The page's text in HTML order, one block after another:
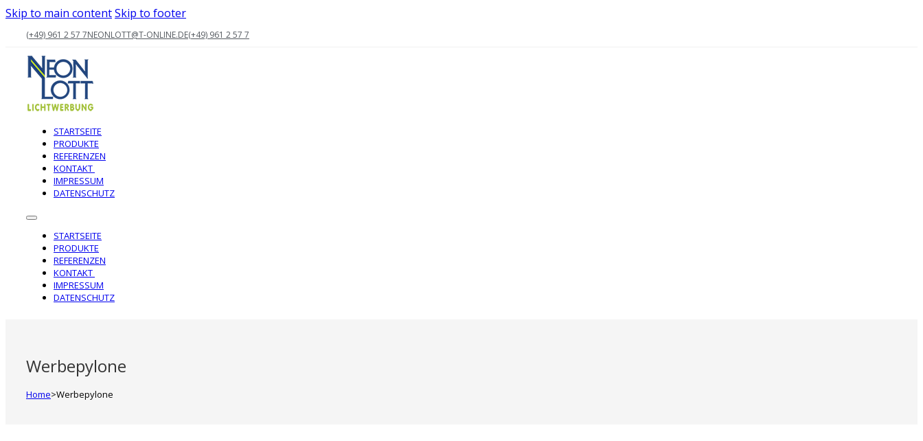
Skip to main contentSkip to footer
(+49) 961 2 57 7NEONLOTT@T-ONLINE.DE(+49) 961 2 57 7
STARTSEITE
PRODUKTE
REFERENZEN
KONTAKT
IMPRESSUM
DATENSCHUTZ
STARTSEITE
PRODUKTE
REFERENZEN
KONTAKT
IMPRESSUM
DATENSCHUTZ
Werbepylone
Home>Werbepylone